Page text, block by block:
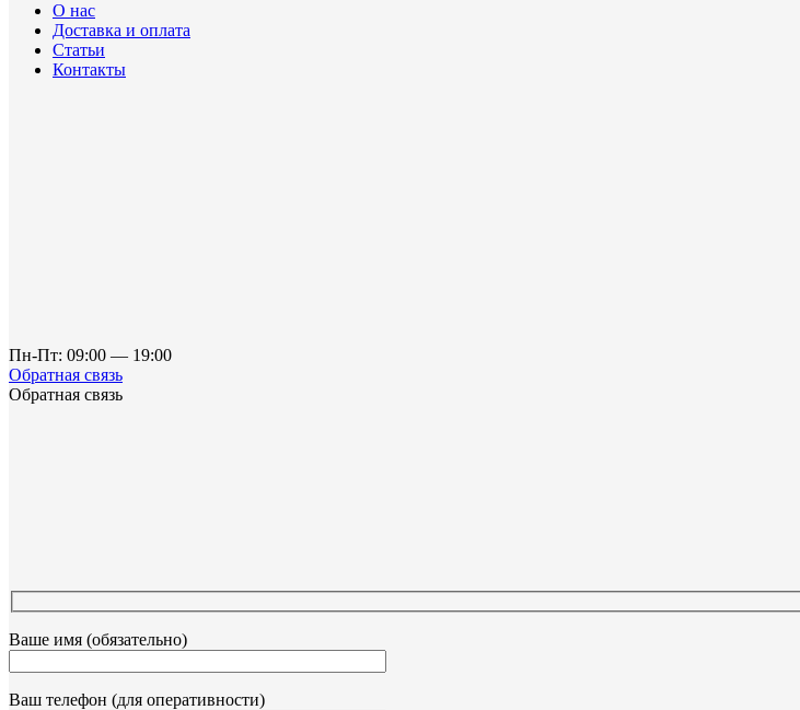
О нас
Доставка и оплата
Статьи
Контакты
Пн-Пт: 09:00 — 19:00
Обратная связь
Обратная связь
Ваше имя (обязательно)
Ваш телефон (для оперативности)